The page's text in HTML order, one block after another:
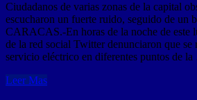
Ciudadanos de varias zonas de la capital
escucharon un fuerte ruido, seguido de un
CARACAS.-En horas de la noche de este
de la red social Twitter denunciaron que se
servicio eléctrico en diferentes puntos de
Leer Mas